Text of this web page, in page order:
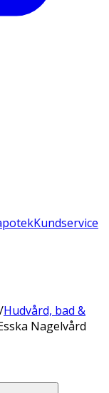
Kundservice
/Hudvård, bad &
Nagelvård